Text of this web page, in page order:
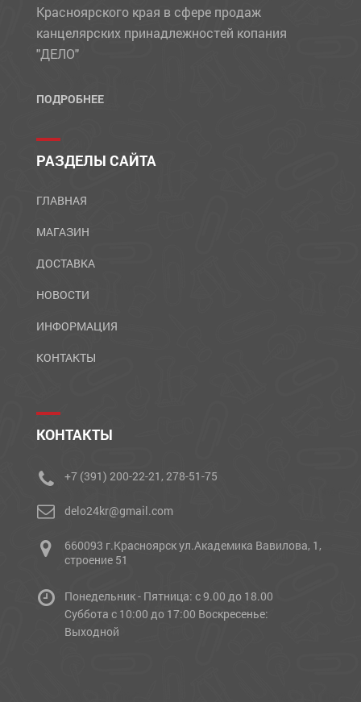
Красноярского края в сфере продаж
канцелярских принадлежностей копания
"ДЕЛО"
ПОДРОБНЕЕ
РАЗДЕЛЫ САЙТА
ГЛАВНАЯ
МАГАЗИН
ДОСТАВКА
НОВОСТИ
ИНФОРМАЦИЯ
КОНТАКТЫ
КОНТАКТЫ
+7 (391) 200-22-21, 278-51-75
delo24kr@gmail.com
660093 г.Красноярск ул.Академика Вавилова, 1,
строение 51
Понедельник - Пятница: с 9.00 до 18.00
Cуббота с 10:00 до 17:00 Воскресенье:
Выходной